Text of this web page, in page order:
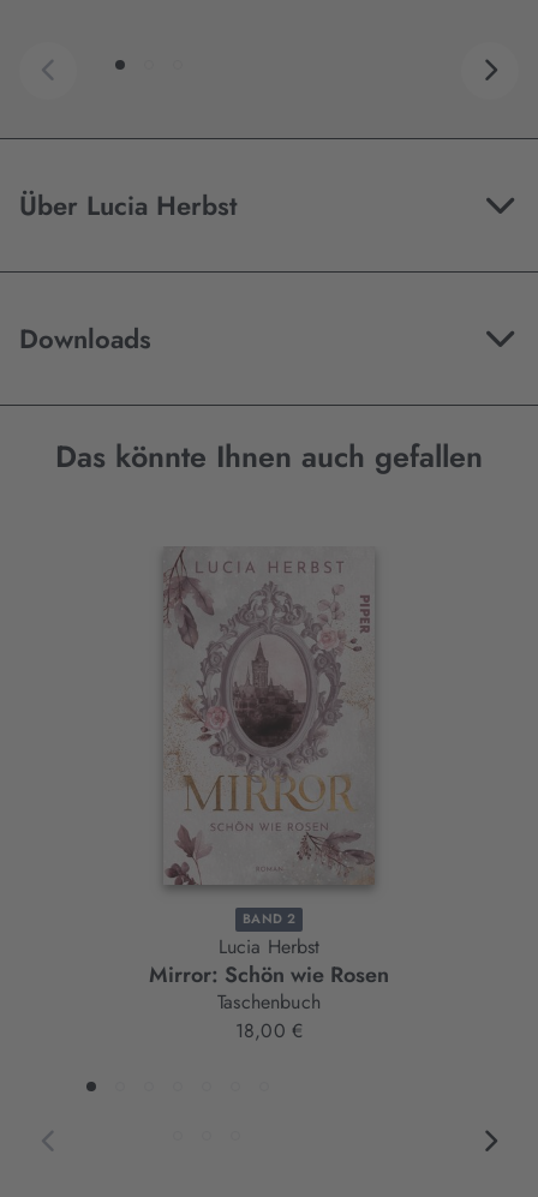
Über Lucia Herbst
Downloads
Das könnte Ihnen auch gefallen
Interaktives
BAND 2
Lucia Herbst
Mirror: Schön wie Rosen
Taschenbuch
18,00 €